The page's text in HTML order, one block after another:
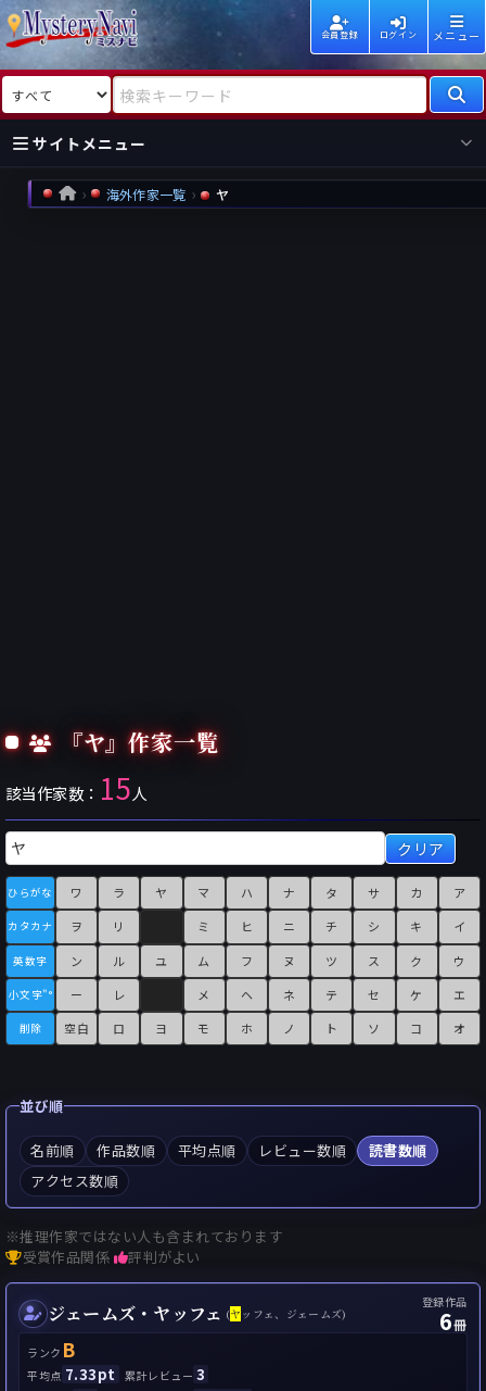
会員登録 ログイン メニュー
検索対象 検索キーワード
サイトメニュー
国内
海外
HOME 海外作家一覧 ヤ
『ヤ』作家一覧
該当作家数： 15人
クリア
ひらがな
カタカナ
英数字
小文字"°
削除
ワ
ヲ
ン
ー
空白
ラ
リ
ル
レ
ロ
ヤ
ユ
ヨ
マ
ミ
ム
メ
モ
ハ
ヒ
フ
ヘ
ホ
ナ
ニ
ヌ
ネ
ノ
タ
チ
ツ
テ
ト
サ
シ
ス
セ
ソ
カ
キ
ク
ケ
コ
ア
イ
ウ
エ
オ
並び順
名前順 作品数順 平均点順 レビュー数順
読書数順
アクセス数順
※推理作家ではない人も含まれております
受賞作品関係
評判がよい
ジェームズ・ヤッフェ (ヤ ッフェ、ジェームズ)
登録作品
6冊
ランク B
平均点 7.33pt 累計レビュー 3